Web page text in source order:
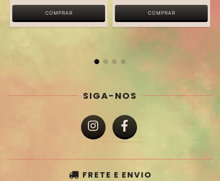
SIGA-NOS
FRETE E ENVIO